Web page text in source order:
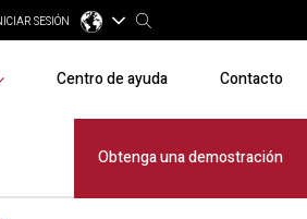
SESIÓN
Centro de ayuda Contacto
Obtenga una demostración